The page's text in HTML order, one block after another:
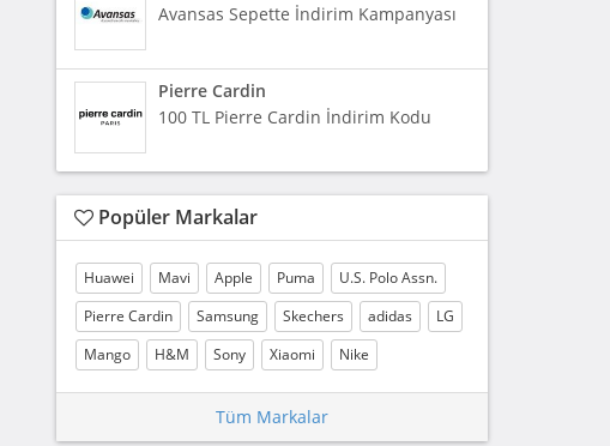
Avansas Sepette İndirim Kampanyası
Pierre Cardin
100 TL Pierre Cardin İndirim Kodu
Popüler Markalar
Huawei Mavi Apple Puma
U.S. Polo Assn.
Pierre Cardin
Samsung Skechers adidas
LG
Mango
H&M Sony Xiaomi Nike
Tüm Markalar